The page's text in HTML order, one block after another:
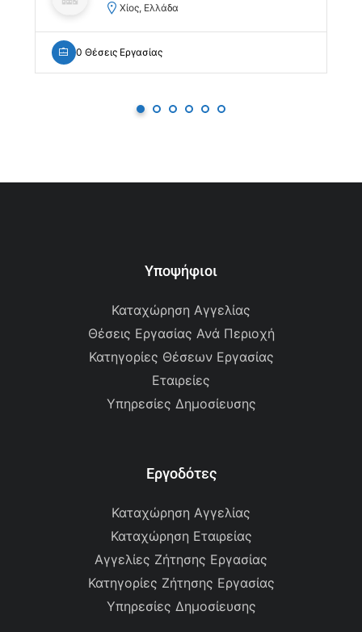
Χίος, Ελλάδα
0 Θέσεις Εργασίας
Υποψήφιοι
Καταχώρηση Αγγελίας
Θέσεις Εργασίας Ανά Περιοχή
Κατηγορίες Θέσεων Εργασίας
Εταιρείες
Υπηρεσίες Δημοσίευσης
Εργοδότες
Καταχώρηση Αγγελίας
Καταχώρηση Εταιρείας
Αγγελίες Ζήτησης Εργασίας
Κατηγορίες Ζήτησης Εργασίας
Υπηρεσίες Δημοσίευσης